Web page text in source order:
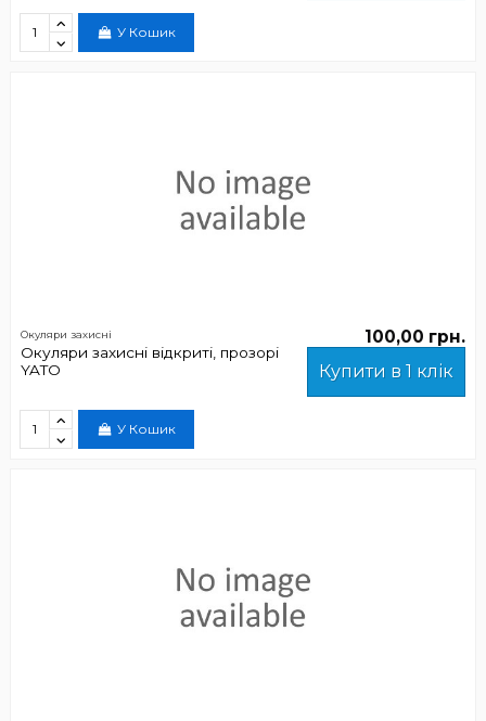
У Кошик
Окуляри захисні
Окуляри захисні відкриті, прозорі
YATO
100,00 грн.
Купити в 1 клік
У Кошик